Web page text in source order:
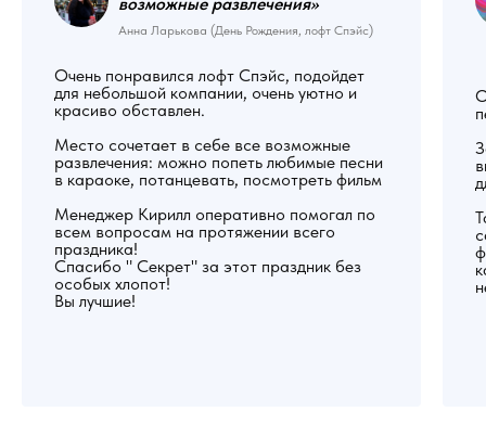
Анна Ларькова (День Рождения, лофт Спэйс)
Очень понравился лофт Спэйс, подойдет
для небольшой компании, очень уютно и
красиво обставлен.
Место сочетает в себе все возможные
развлечения: можно попеть любимые песни
в караоке, потанцевать, посмотреть фильм
Менеджер Кирилл оперативно помогал по
всем вопросам на протяжении всего
праздника!
Спасибо " Секрет" за этот праздник без
особых хлопот!
Вы лучшие!